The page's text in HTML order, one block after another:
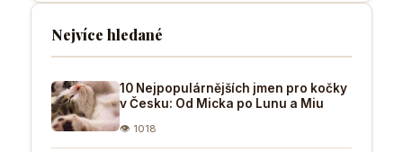
Nejvíce hledané
10 Nejpopulárnějších jmen pro kočky
v Česku: Od Micka po Lunu a Miu
👁 1018